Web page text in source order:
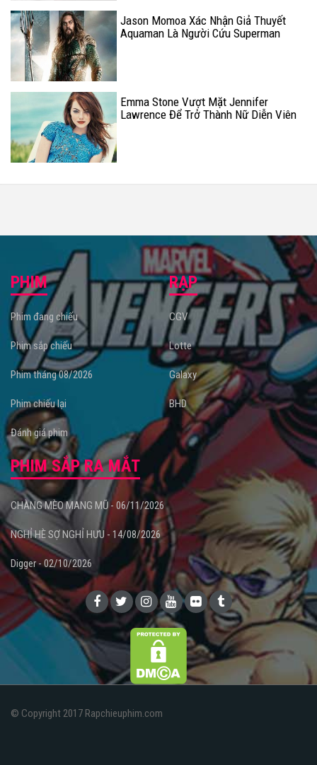
Jason Momoa Xác Nhận Giả Thuyết
Aquaman Là Người Cứu Superman
Emma Stone Vượt Mặt Jennifer
Lawrence Để Trở Thành Nữ Diễn Viên
PHIM
Phim đang chiếu
Phim sắp chiếu
Phim tháng 08/2026
Phim chiếu lại
Đánh giá phim
RẠP
CGV
Lotte
Galaxy
BHD
PHIM SẮP RA MẮT
CHÀNG MÈO MANG MŨ - 06/11/2026
NGHỈ HÈ SỢ NGHỈ HƯU - 14/08/2026
Digger - 02/10/2026
© Copyright 2017 Rapchieuphim.com